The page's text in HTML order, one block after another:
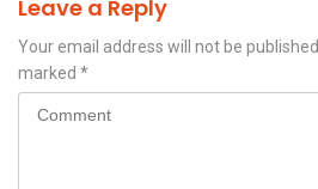
Leave a Reply
Your email address will not be published.
marked *